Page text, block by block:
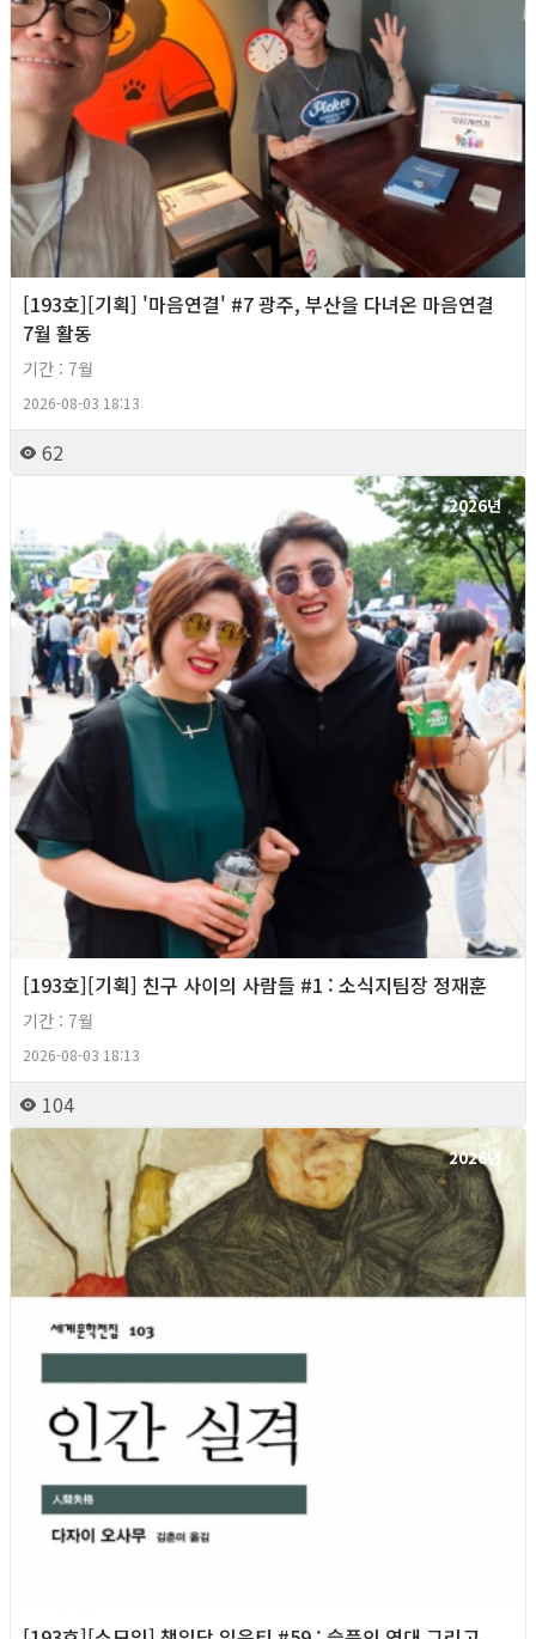
[193호][기획] '마음연결' #7 광주, 부산을 다녀온 마음연결
7월 활동
기간 : 7월
2026-08-03 18:13
62
2026년
[193호][기획] 친구 사이의 사람들 #1 : 소식지팀장 정재훈
기간 : 7월
2026-08-03 18:13
104
2026년